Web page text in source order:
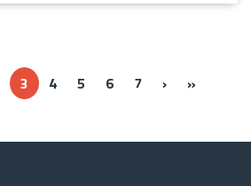
3 4 5 6 7 ››› »Ultima »